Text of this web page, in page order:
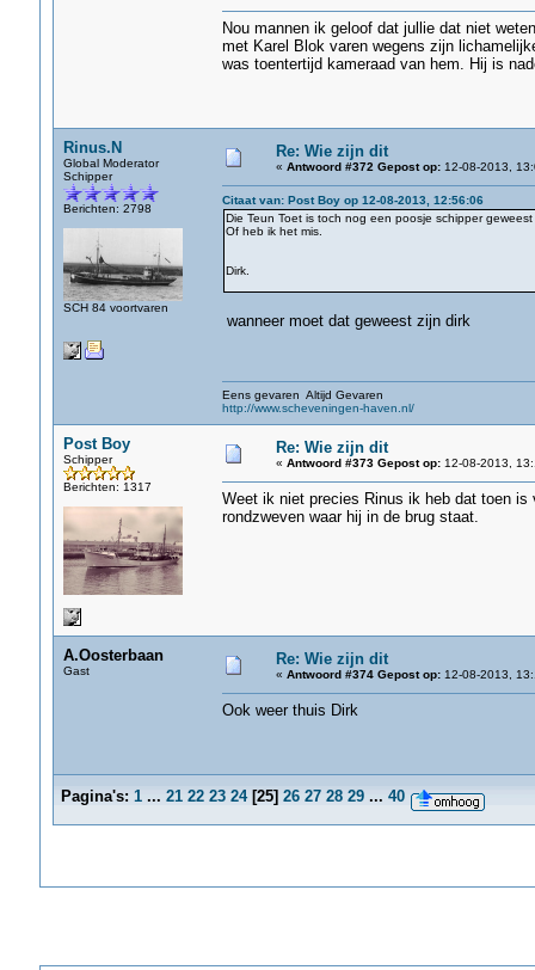
Nou mannen ik geloof dat jullie dat niet
met Karel Blok varen wegens zijn
was toentertijd kameraad van hem. Hij is
Rinus.N
Global Moderator
Schipper
Berichten: 2798
SCH 84 voortvaren
Re: Wie zijn dit
« Antwoord #372 Gepost op:12-08-2013,
Citaat van: Post Boy op 12-08-2013, 12:56:06
Die Teun Toet is toch nog een poosje schipper
Of heb ik het mis.
Dirk.
wanneer moet dat geweest zijn dirk
Eens gevaren Altijd Gevaren
http://www.scheveningen-haven.nl/
Post Boy
Schipper
Berichten: 1317
Re: Wie zijn dit
« Antwoord #373 Gepost op:12-08-2013,
Weet ik niet precies Rinus ik heb dat toen
rondzweven waar hij in de brug staat.
A.Oosterbaan
Gast
Re: Wie zijn dit
« Antwoord #374 Gepost op:12-08-2013,
Ook weer thuis Dirk
Pagina's: 1 ... 21 22 23 24[25] 26 27 28 29 ... 40